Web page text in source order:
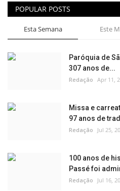
POPULAR POSTS
Esta Semana Este
Paróquia de
307 anos de...
Redação Apr 11,
Missa e
97 anos de
Redação Jul 25,
100 anos de
Passé foi
Redação Jul 16,